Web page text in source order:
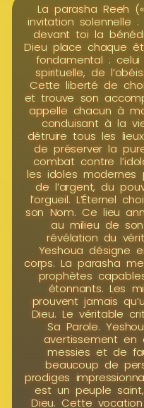
La parasha Reeh
invitation solennelle :
devant toi la
Dieu place chaque
fondamental :
spirituelle, de
Cette liberté de
et trouve son
appelle chacun à
conduisant à la
détruire tous les
de préserver la
combat contre
les idoles modernes
de l’argent, du
l’orgueil. L’Éternel
son Nom. Ce lieu
au milieu de
révélation du
Yeshoua désigne
corps. La parasha
prophètes
étonnants. Les
prouvent jamais
Dieu. Le véritable
Sa Parole.
avertissement
messies et de
beaucoup de
prodiges
est un peuple
Dieu. Cette